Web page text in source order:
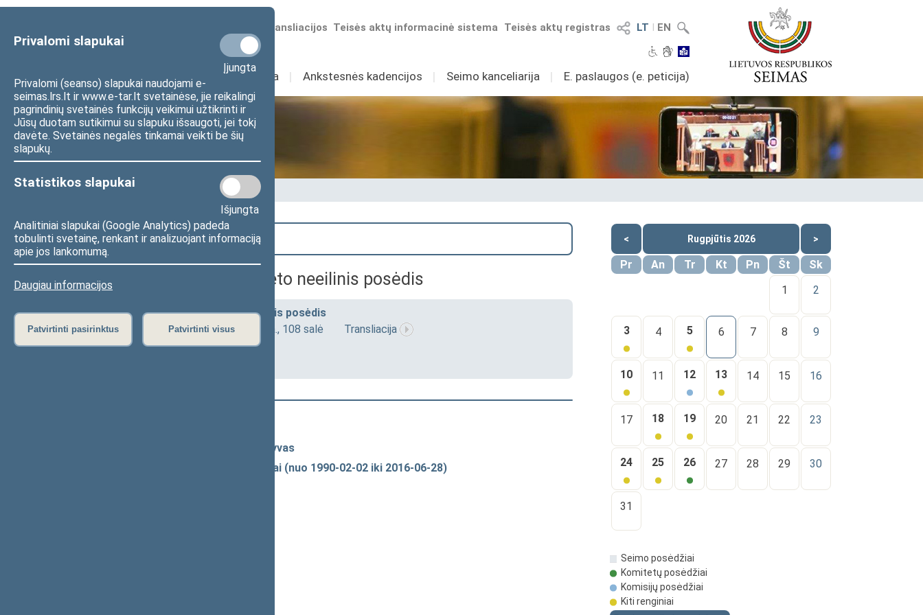
Privalomi slapukai
Įjungta
Privalomi (seanso) slapukai naudojami e-
seimas.lrs.lt ir www.e-tar.lt svetainėse, jie reikalingi
pagrindinių svetainės funkcijų veikimui užtikrinti ir
Jūsų duotam sutikimui su slapuku išsaugoti, jei tokį
davėte. Svetainės negalės tinkamai veikti be šių
slapukų.
Statistikos slapukai
Išjungta
Analitiniai slapukai (Google Analytics) padeda
tobulinti svetainę, renkant ir analizuojant informaciją
apie jos lankomumą.
Daugiau informacijos
Patvirtinti pasirinktus Patvirtinti visus
LT I EN
Teisės aktų registras
Teisės aktų informacinė sistema
Numatomos transliacijos
Sudėtis Veikla I Ankstesnės kadencijos I Seimo kanceliarija I E. paslaugos (e. peticija)
Seime vyksta
Pradžia>Seime vyksta
< Rugpjūtis 2026 >
Pr An Tr Kt Pn Št
Sk
1
2
3 4 5 6 7 8 9
10 11 12 13 14 15 16
17 18 19 20 21 22 23
24 25 26 27 28 29 30
31
Seimo posėdžiai
Komitetų posėdžiai
Komisijų posėdžiai
Kiti renginiai
Paieška
Sveikatos reikalų komiteto neeilinis posėdis
Sveikatos reikalų komiteto neeilinis posėdis
2026-05-11 13:00
Seimo III r., 1 a., 108 salė
Transliacija
Darbotvarkė
Seimo vaizdo ir garso įrašų archyvas
Spaudos konferencijų garso įrašai (nuo 1990-02-02 iki 2016-06-28)